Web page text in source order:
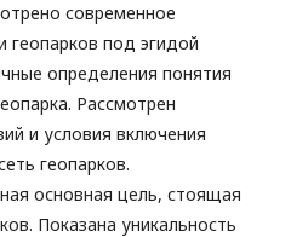
современное
геопарков под эгидой
определения понятия
Рассмотрен
и условия включения
геопарков.
основная цель, стоящая
Показана уникальность